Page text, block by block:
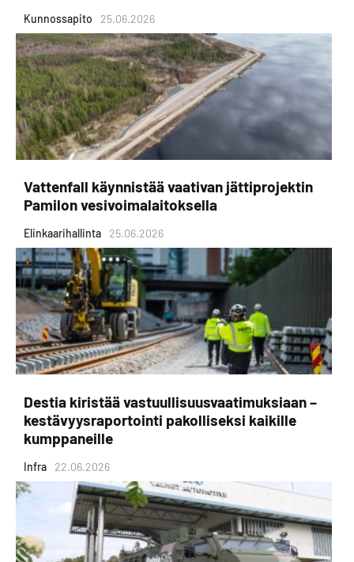
Kunnossapito 25.06.2026
Vattenfall käynnistää vaativan jättiprojektin
Pamilon vesivoimalaitoksella
Elinkaarihallinta 25.06.2026
Destia kiristää vastuullisuusvaatimuksiaan –
kestävyysraportointi pakolliseksi kaikille
kumppaneille
Infra 22.06.2026